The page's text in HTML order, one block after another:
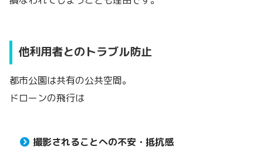
他利用者とのトラブル防止
都市公園は共有の公共空間。
ドローンの飛行は
撮影されることへの不安・抵抗感